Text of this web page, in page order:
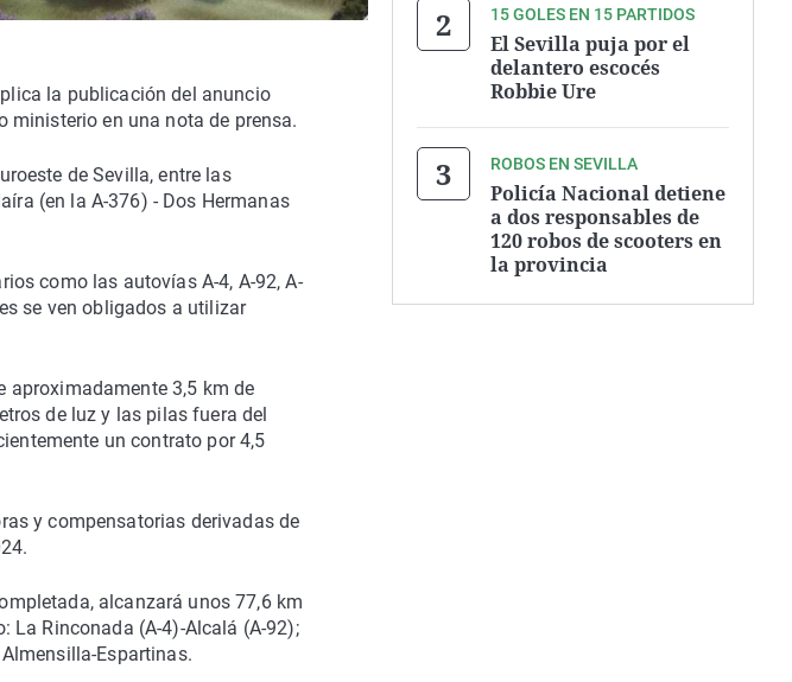
la publicación del anuncio
ministerio en una nota de prensa.
de Sevilla, entre las
(en la A-376) - Dos Hermanas
como las autovías A-4, A-92, A-
se ven obligados a utilizar
aproximadamente 3,5 km de
de luz y las pilas fuera del
un contrato por 4,5
y compensatorias derivadas de
alcanzará unos 77,6 km
Rinconada (A-4)-Alcalá (A-92);
Espartinas.
15 GOLES EN 15 PARTIDOS
El Sevilla puja por el
delantero escocés
Robbie Ure
ROBOS EN SEVILLA
Policía Nacional detiene
a dos responsables de
120 robos de scooters en
la provincia